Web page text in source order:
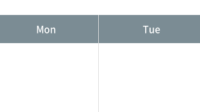
Mon Tue